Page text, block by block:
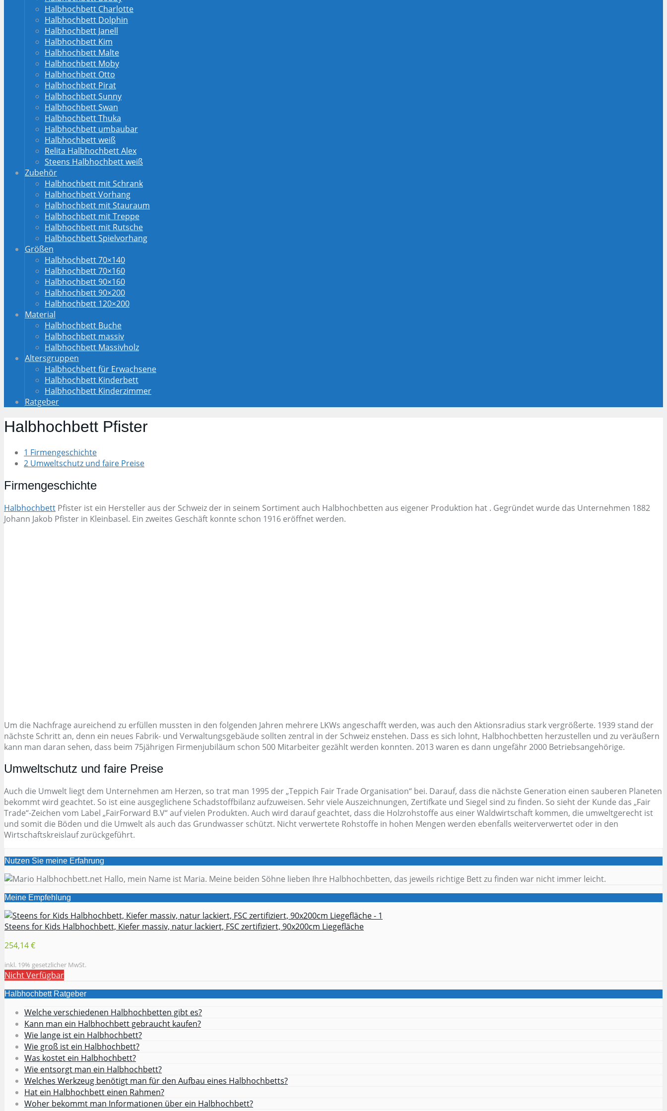
Halbhochbett Charlotte
Halbhochbett Dolphin
Halbhochbett Janell
Halbhochbett Kim
Halbhochbett Malte
Halbhochbett Moby
Halbhochbett Otto
Halbhochbett Pirat
Halbhochbett Sunny
Halbhochbett Swan
Halbhochbett Thuka
Halbhochbett umbaubar
Halbhochbett weiß
Relita Halbhochbett Alex
Steens Halbhochbett weiß
Zubehör
Halbhochbett mit Schrank
Halbhochbett Vorhang
Halbhochbett mit Stauraum
Halbhochbett mit Treppe
Halbhochbett mit Rutsche
Halbhochbett Spielvorhang
Größen
Halbhochbett 70×140
Halbhochbett 70×160
Halbhochbett 90×160
Halbhochbett 90×200
Halbhochbett 120×200
Material
Halbhochbett Buche
Halbhochbett massiv
Halbhochbett Massivholz
Altersgruppen
Halbhochbett für Erwachsene
Halbhochbett Kinderbett
Halbhochbett Kinderzimmer
Ratgeber
Halbhochbett Pfister
1 Firmengeschichte
2 Umweltschutz und faire Preise
Firmengeschichte
Halbhochbett Pfister ist ein Hersteller aus der Schweiz der in seinem Sortiment auch Halbhochbetten aus eigener Produktion hat . Gegründet wurde das Unternehmen 1882
Johann Jakob Pfister in Kleinbasel. Ein zweites Geschäft konnte schon 1916 eröffnet werden.
Um die Nachfrage aureichend zu erfüllen mussten in den folgenden Jahren mehrere LKWs angeschafft werden, was auch den Aktionsradius stark vergrößerte. 1939 stand der
nächste Schritt an, denn ein neues Fabrik- und Verwaltungsgebäude sollten zentral in der Schweiz enstehen. Dass es sich lohnt, Halbhochbetten herzustellen und zu veräußern
kann man daran sehen, dass beim 75jährigen Firmenjubiläum schon 500 Mitarbeiter gezählt werden konnten. 2013 waren es dann ungefähr 2000 Betriebsangehörige.
Umweltschutz und faire Preise
Auch die Umwelt liegt dem Unternehmen am Herzen, so trat man 1995 der „Teppich Fair Trade Organisation“ bei. Darauf, dass die nächste Generation einen sauberen Planeten
bekommt wird geachtet. So ist eine ausgeglichene Schadstoffbilanz aufzuweisen. Sehr viele Auszeichnungen, Zertifkate und Siegel sind zu finden. So sieht der Kunde das „Fair
Trade“-Zeichen vom Label „FairForward B.V“ auf vielen Produkten. Auch wird darauf geachtet, dass die Holzrohstoffe aus einer Waldwirtschaft kommen, die umweltgerecht ist
und somit die Böden und die Umwelt als auch das Grundwasser schützt. Nicht verwertete Rohstoffe in hohen Mengen werden ebenfalls weiterverwertet oder in den
Wirtschaftskreislauf zurückgeführt.
Nutzen Sie meine Erfahrung
Hallo, mein Name ist Maria. Meine beiden Söhne lieben Ihre Halbhochbetten, das jeweils richtige Bett zu finden war nicht immer leicht.
Meine Empfehlung
Steens for Kids Halbhochbett, Kiefer massiv, natur lackiert, FSC zertifiziert, 90x200cm Liegefläche
254,14 €
inkl. 19% gesetzlicher MwSt.
Nicht Verfügbar
Halbhochbett Ratgeber
Welche verschiedenen Halbhochbetten gibt es?
Kann man ein Halbhochbett gebraucht kaufen?
Wie lange ist ein Halbhochbett?
Wie groß ist ein Halbhochbett?
Was kostet ein Halbhochbett?
Wie entsorgt man ein Halbhochbett?
Welches Werkzeug benötigt man für den Aufbau eines Halbhochbetts?
Hat ein Halbhochbett einen Rahmen?
Woher bekommt man Informationen über ein Halbhochbett?